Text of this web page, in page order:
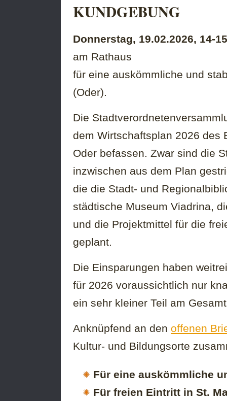
KUNDGEBUNG
Donnerstag, 19.02.2026, 14-
am Rathaus
für eine auskömmliche und
(Oder).
Die
dem Wirtschaftsplan 2026 des
Oder befassen. Zwar sind die
inzwischen aus dem Plan
die die Stadt- und
städtische Museum Viadrina,
und die Projektmittel für die
geplant.
Die Einsparungen haben
für 2026 voraussichtlich nur
ein sehr kleiner Teil am
Anknüpfend an den offenen
Kultur- und Bildungsorte
Für eine auskömmliche
Für freien Eintritt in St.